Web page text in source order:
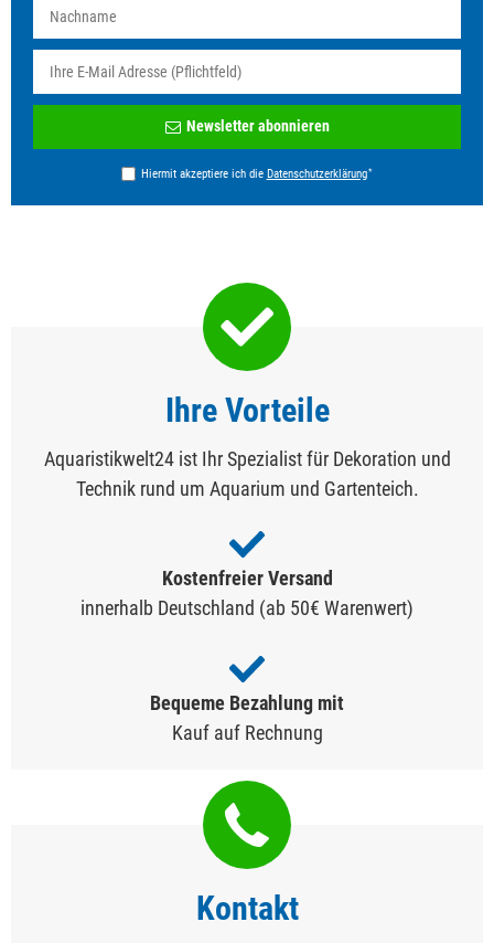
Newsletter abonnieren
Hiermit akzeptiere ich die Daten­schutz­erklärung*
Ihre Vorteile
Aquaristikwelt24 ist Ihr Spezialist für Dekoration und
Technik rund um Aquarium und Gartenteich.
Kostenfreier Versand
innerhalb Deutschland (ab 50€ Warenwert)
Bequeme Bezahlung mit
Kauf auf Rechnung
Kontakt